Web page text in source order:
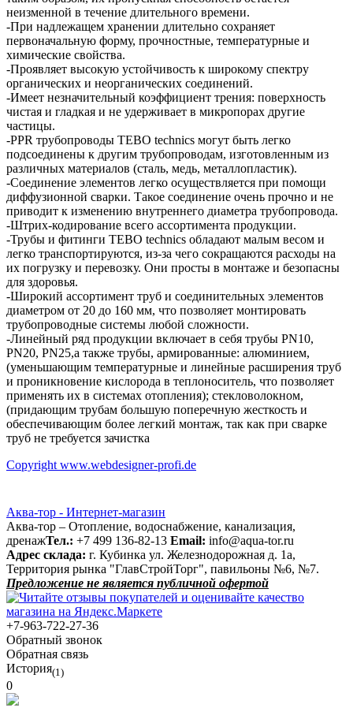
неизменной в течение длительного времени.
-При надлежащем хранении длительно сохраняет
первоначальную форму, прочностные, температурные и
химические свойства.
-Проявляет высокую устойчивость к широкому спектру
органических и неорганических соединений.
-Имеет незначительный коэффициент трения: поверхность
чистая и гладкая и не удерживает в микропорах другие
частицы.
-PPR трубопроводы TEBO technics могут быть легко
подсоединены к другим трубопроводам, изготовленным из
различных материалов (сталь, медь, металлопластик).
-Соединение элементов легко осуществляется при помощи
диффузионной сварки. Такое соединение очень прочно и не
приводит к изменению внутреннего диаметра трубопровода.
-Штрих-кодирование всего ассортимента продукции.
-Трубы и фитинги TEBO technics обладают малым весом и
легко транспортируются, из-за чего сокращаются расходы на
их погрузку и перевозку. Они просты в монтаже и безопасны
для здоровья.
-Широкий ассортимент труб и соединительных элементов
диаметром от 20 до 160 мм, что позволяет монтировать
трубопроводные системы любой сложности.
-Линейный ряд продукции включает в себя трубы PN10,
PN20, PN25,а также трубы, армированные: алюминием,
(уменьшающим температурные и линейные расширения труб
и проникновение кислорода в теплоноситель, что позволяет
применять их в системах отопления); стекловолокном,
(придающим трубам большую поперечную жесткость и
обеспечивающим более легкий монтаж, так как при сварке
труб не требуется зачистка
Copyright www.webdesigner-profi.de
Аква-тор - Интернет-магазин
Аква-тор – Отопление, водоснабжение, канализация,
дренажТел.: +7 499 136-82-13 Email: info@aqua-tor.ru
Адрес склада: г. Кубинка ул. Железнодорожная д. 1а,
Территория рынка "ГлавСтройТорг", павильоны №6, №7.
Предложение не является публичной офертой
+7-963-722-27-36
Обратный звонок
Обратная связь
История(1)
0